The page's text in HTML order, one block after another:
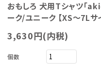
おもしろ 犬用Tシャツ「
ーク/ユニーク 【XS～7Lサ
3,630円(内税)
個数